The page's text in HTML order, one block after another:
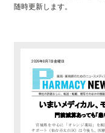
随時更新します。